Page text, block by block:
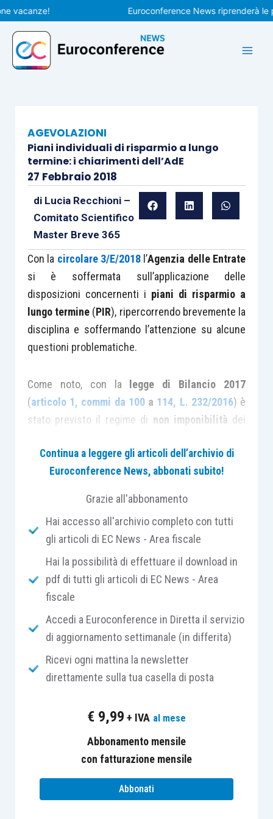
Vai
al
contenuto
Euroconference News riprenderà le
AGEVOLAZIONI
Piani individuali di risparmio a lungo
termine: i chiarimenti dell’AdE
27 Febbraio 2018
di Lucia Recchioni –
Comitato Scientifico
Master Breve 365
Con la circolare 3/E/2018 l’Agenzia delle Entrate
si è soffermata sull’applicazione delle
disposizioni concernenti i piani di risparmio a
lungo termine(PIR), ripercorrendo brevemente la
disciplina e soffermando l’attenzione su alcune
questioni problematiche.
Come noto, con la legge di Bilancio 2017
(articolo 1, commi da 100a 114, L. 232/2016) è
stato previsto il regime di non imponibilità dei
conseguiti dallepersone fisichedi fuori
dell’esercizio di un’attività di impresa,
individuale di risparmio (PIR)appositamente
costituito presso unintermediario abilitato
Sempre in forza delle medesime disposizioni di
legge, poi, è stato stabilito che trasferimento a
causa di morte degli strumenti finanziari detenuti
nel piano non è soggetto all’ imposta sulle
successioni
(mentre sono comunque tassati gli
donazione).
giustificate dalla volontà del Legislatore di
“dirottare” il risparmio delle famiglie (attualmente
concentrato sulle liquidità) in
italiane ed europee, le quali hanno manifestato un
Continua a leggere gli articoli dell’archivio di
Euroconference News, abbonati subito!
Grazie all'abbonamento
Hai accesso all'archivio completo con tutti
gli articoli di EC News - Area fiscale
Hai la possibilità di effettuare il download in
pdf di tutti gli articoli di EC News - Area
fiscale
Accedi a Euroconference in Diretta il servizio
di aggiornamento settimanale (in differita)
Ricevi ogni mattina la newsletter
direttamente sulla tua casella di posta
€ 9,99 + IVA al mese
Abbonamento mensile
con fatturazione mensile
Abbonati